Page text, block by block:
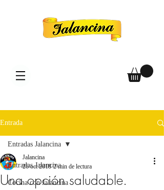
Entrada
Entradas Jalancina
Cocina con Jalancina
Entradas Jalancina
Una opción saludable.
Jalancina
26 oct 2018 2 min de lectura